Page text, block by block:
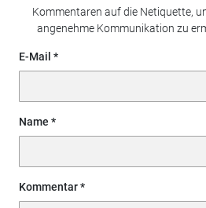
Kommentaren auf die Netiquette,
angenehme Kommunikation zu
E-Mail
Name
Kommentar